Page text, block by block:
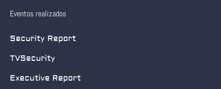
Eventos realizados
Security Report
TVSecurity
Executive Report